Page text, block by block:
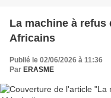
La machine à
Africains
Publié le 02/06/2026 à 11:36
Par ERASME